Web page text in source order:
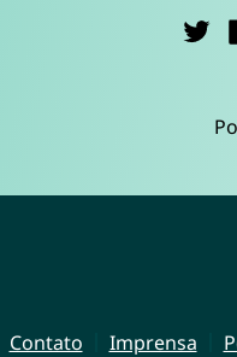
Contato Imprensa